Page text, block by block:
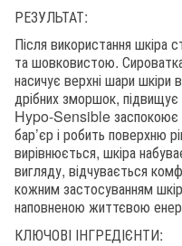
РЕЗУЛЬТАТ:
Після використання шкіра
та шовковистою.
насичує верхні шари шкіри
дрібних зморшок, підвищує
Hypo-Sensible заспокоює
бар’єр і робить поверхню
вирівнюється, шкіра
вигляду, відчувається
кожним застосуванням
наповненою життєвою
КЛЮЧОВІ ІНГРЕДІЄНТИ: